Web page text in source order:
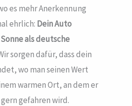
es mehr Anerkennung
ehrlich: Dein Auto
als deutsche
sorgen dafür, dass dein
wo man seinen Wert
warmen Ort, an dem er
gefahren wird.